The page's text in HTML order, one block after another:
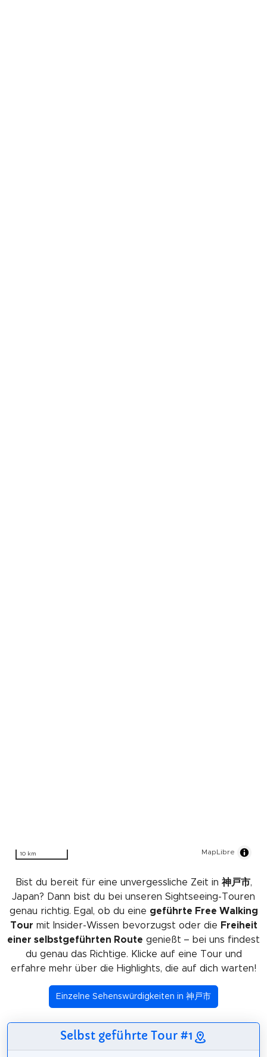
10 km MapLibre
Bist du bereit für eine unvergessliche Zeit in 神戸市,
Japan? Dann bist du bei unseren Sightseeing-Touren
genau richtig. Egal, ob du eine geführte Free Walking
Tour mit Insider-Wissen bevorzugst oder die Freiheit
einer selbstgeführten Route genießt – bei uns findest
du genau das Richtige. Klicke auf eine Tour und
erfahre mehr über die Highlights, die auf dich warten!
Einzelne Sehenswürdigkeiten in 神戸市
Selbst geführte Tour #1